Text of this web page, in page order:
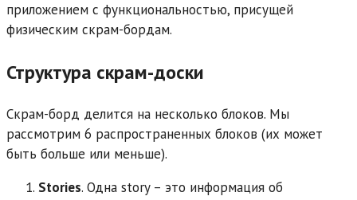
приложением с функциональностью, присущей
физическим скрам-бордам.
Структура скрам-доски
Скрам-борд делится на несколько блоков. Мы
рассмотрим 6 распространенных блоков (их может
быть больше или меньше).
Stories. Одна story – это информация об